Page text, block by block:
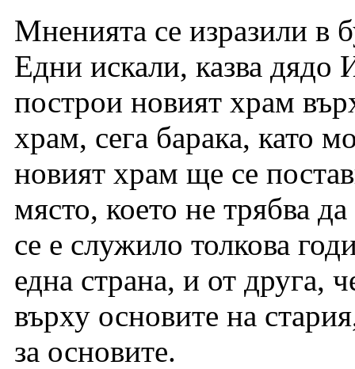
Мненията се изразили в
Едни искали, казва
построи новият храм
храм, сега барака, като
новият храм ще се
място, което не трябва
се е служило толкова
една страна, и от друга,
върху основите на
за основите.